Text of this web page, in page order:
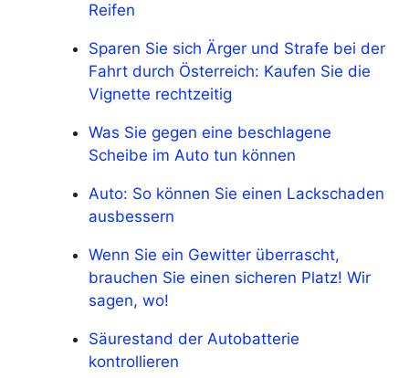
Reifen
Sparen Sie sich Ärger und Strafe bei der
Fahrt durch Österreich: Kaufen Sie die
Vignette rechtzeitig
Was Sie gegen eine beschlagene
Scheibe im Auto tun können
Auto: So können Sie einen Lackschaden
ausbessern
Wenn Sie ein Gewitter überrascht,
brauchen Sie einen sicheren Platz! Wir
sagen, wo!
Säurestand der Autobatterie
kontrollieren